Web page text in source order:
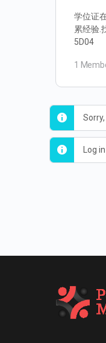
学位证
累经验.
5D04
1
Log